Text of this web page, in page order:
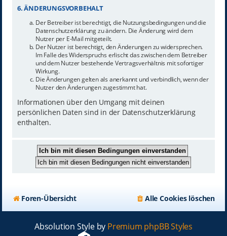
6. ÄNDERUNGSVORBEHALT
Der Betreiber ist berechtigt, die Nutzungsbedingungen und die
Datenschutzerklärung zu ändern. Die Änderung wird dem
Nutzer per E-Mail mitgeteilt.
Der Nutzer ist berechtigt, den Änderungen zu widersprechen.
Im Falle des Widerspruchs erlischt das zwischen dem Betreiber
und dem Nutzer bestehende Vertragsverhältnis mit sofortiger
Wirkung.
Die Änderungen gelten als anerkannt und verbindlich, wenn der
Nutzer den Änderungen zugestimmt hat.
Informationen über den Umgang mit deinen
persönlichen Daten sind in der Datenschutzerklärung
enthalten.
Foren-Übersicht Alle Cookies löschen
Absolution Style by Premium phpBB Styles